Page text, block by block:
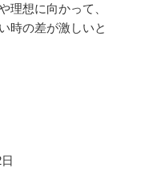
理想に向かって、
時の差が激しいと